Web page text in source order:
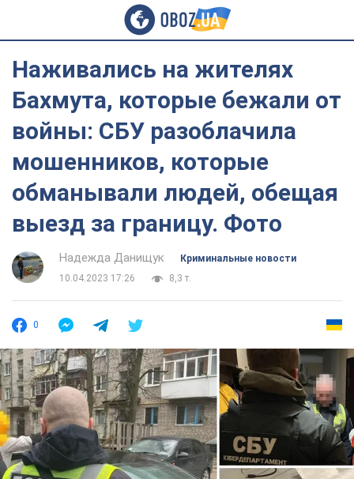
Наживались на жителях
Бахмута, которые бежали от
войны: СБУ разоблачила
мошенников, которые
обманывали людей, обещая
выезд за границу. Фото
Надежда Данищук
Криминальные новости
10.04.2023 17:26
8,3 т.
0